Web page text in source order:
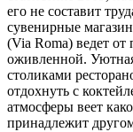
его не составит
сувенирные
(Via Roma) ведет от
оживленной.
столиками
отдохнуть с
атмосферы веет
принадлежит